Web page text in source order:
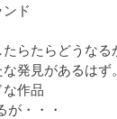
ド
らたらどうなる
発見があるはず。
な作品
・・・